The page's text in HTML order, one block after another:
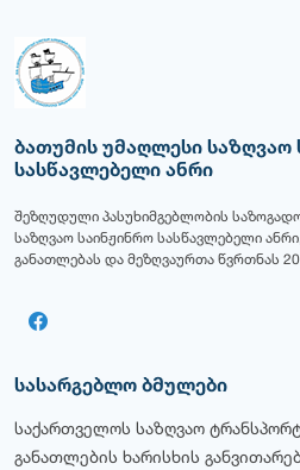
ბათუმის უმაღლესი საზღვაო
სასწავლებელი ანრი
შეზღუდული პასუხიმგებლობის
საზღვაო საინჟინრო სასწავლებელი
განათლებას და მეზღვაურთა წვრთნას
სასარგებლო ბმულები
საქართველოს საზღვაო
განათლების ხარისხის